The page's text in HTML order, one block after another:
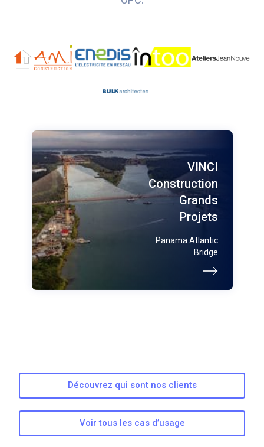
VINCI
Construction
Grands
Projets
Panama Atlantic
Bridge
Découvrez qui sont nos clients
Voir tous les cas d’usage